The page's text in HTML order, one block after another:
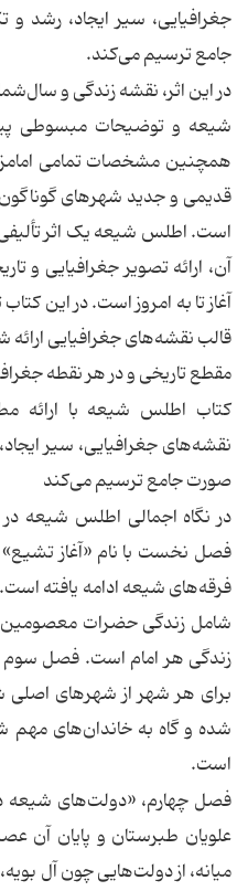
جغرافیایی، سیر ایجاد، رشد
جامع ترسیم می‌کند.
شیعه و توضیحات مبسوطی
همچنین مشخصات تمامی
قدیمی و جدید شهرهای
است. اطلس شیعه یک اثر
آن، ارائه تصویر جغرافیایی و
آغاز تا به امروز است. در این
قالب نقشه‌های جغرافیایی
مقطع تاریخی و در هر نقطه
کتاب اطلس شیعه با ارائه
نقشه‌های جغرافیایی، سیر
صورت جامع ترسیم می‌کند
در نگاه اجمالی اطلس شیعه
فصل نخست با نام «آغاز
فرقه‌های شیعه ادامه یافته
شامل زندگی حضرات معصومین
زندگی هر امام است. فصل سوم
برای هر شهر از شهرهای
شده و گاه به خاندان‌های مهم
است.
فصل چهارم، «دولت‌های شیعه
علویان طبرستان و پایان آن
میانه، از دولت‌هایی چون آل